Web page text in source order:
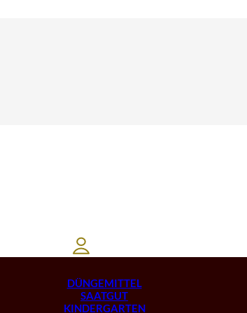
DÜNGEMITTEL
SAATGUT
KINDERGARTEN